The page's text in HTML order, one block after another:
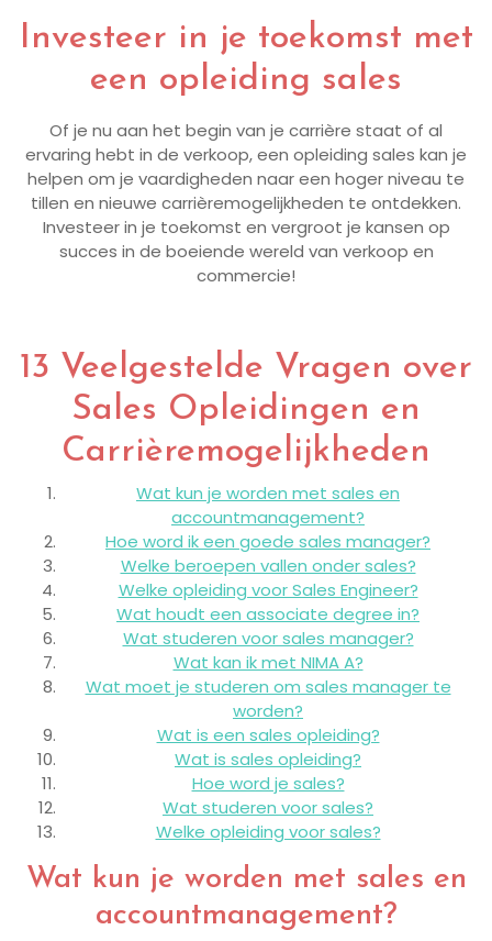
Investeer in je toekomst met
een opleiding sales
Of je nu aan het begin van je carrière staat of al
ervaring hebt in de verkoop, een opleiding sales kan je
helpen om je vaardigheden naar een hoger niveau te
tillen en nieuwe carrièremogelijkheden te ontdekken.
Investeer in je toekomst en vergroot je kansen op
succes in de boeiende wereld van verkoop en
commercie!
13 Veelgestelde Vragen over
Sales Opleidingen en
Carrièremogelijkheden
Wat kun je worden met sales en
accountmanagement?
Hoe word ik een goede sales manager?
Welke beroepen vallen onder sales?
Welke opleiding voor Sales Engineer?
Wat houdt een associate degree in?
Wat studeren voor sales manager?
Wat kan ik met NIMA A?
Wat moet je studeren om sales manager te
worden?
Wat is een sales opleiding?
Wat is sales opleiding?
Hoe word je sales?
Wat studeren voor sales?
Welke opleiding voor sales?
Wat kun je worden met sales en
accountmanagement?